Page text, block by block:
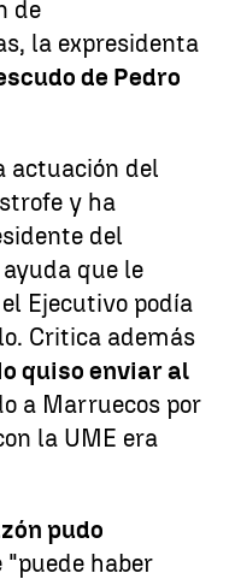
de
la expresidenta
de Pedro
actuación del
y ha
del
que le
Ejecutivo podía
Critica además
quiso enviar al
a Marruecos por
la UME era
pudo
haber